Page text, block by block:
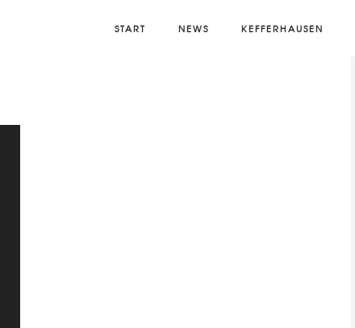
START NEWS KEFFERHAUSEN